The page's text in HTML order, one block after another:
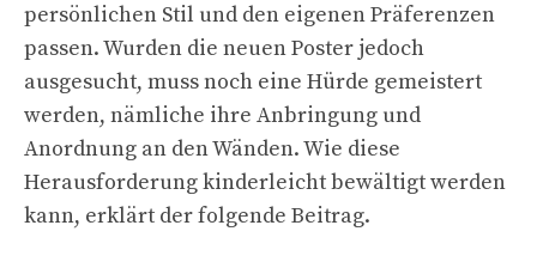
persönlichen Stil und den eigenen Präferenzen
passen. Wurden die neuen Poster jedoch
ausgesucht, muss noch eine Hürde gemeistert
werden, nämliche ihre Anbringung und
Anordnung an den Wänden. Wie diese
Herausforderung kinderleicht bewältigt werden
kann, erklärt der folgende Beitrag.